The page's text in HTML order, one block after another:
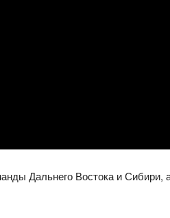
Дальнего Востока и Сибири,